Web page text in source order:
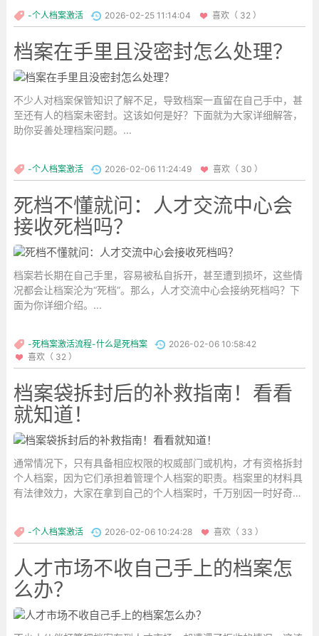
-个人档案激活 2026-02-25 11:14:04 喜欢（ 32 ）
档案在手里且没密封怎么处理？
不少人对档案保管知识了解不足，导致档案一直留在自己手中，甚
至还有人的档案未密封。这该如何是好？下面就为大家详细解答，
助你妥善处理档案问题。...
-个人档案激活 2026-02-06 11:24:49 喜欢（ 30 ）
死档不懂就问：人才交流中心会
接收死档吗？
档案若长期在自己手里，容易被私自拆开，甚至遭到损坏，这些情
况都会让档案沦为“死档”。那么，人才交流中心会接纳死档吗？下
面为你详细介绍。...
-死档案激活流程-什么是死档案
2026-02-06 10:58:42
喜欢（ 32 ）
档案袋拆封后的补救指南！看看
就知道！
通常情况下，只有具备相应权限的权威部门或机构，才有资格拆封
个人档案，因为它们承担着管理个人档案的职责。档案里的材料具
有法律效力，大家在拿到自己的个人档案时，千万别因一时好奇，
-个人档案激活 2026-02-06 10:24:28 喜欢（ 33 ）
人才市场不收自己手上的档案怎
么办？